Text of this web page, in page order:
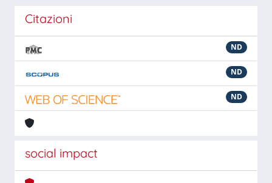
Citazioni
ND
ND
ND
social impact